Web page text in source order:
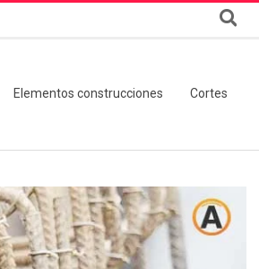
Elementos construcciones Cortes